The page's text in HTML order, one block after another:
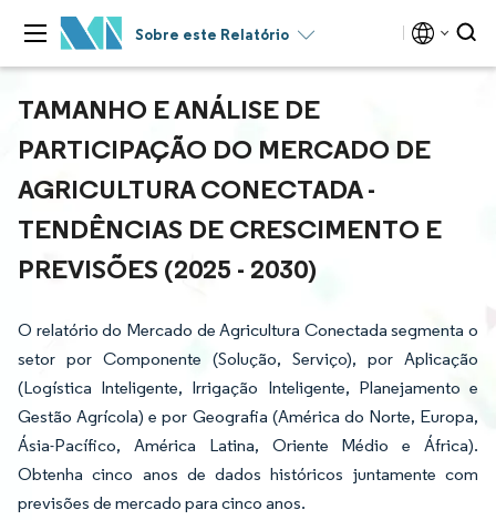
Sobre este Relatório
TAMANHO E ANÁLISE DE
PARTICIPAÇÃO DO MERCADO DE
AGRICULTURA CONECTADA -
TENDÊNCIAS DE CRESCIMENTO E
PREVISÕES (2025 - 2030)
O relatório do Mercado de Agricultura Conectada segmenta o
setor por Componente (Solução, Serviço), por Aplicação
(Logística Inteligente, Irrigação Inteligente, Planejamento e
Gestão Agrícola) e por Geografia (América do Norte, Europa,
Ásia-Pacífico, América Latina, Oriente Médio e África).
Obtenha cinco anos de dados históricos juntamente com
previsões de mercado para cinco anos.